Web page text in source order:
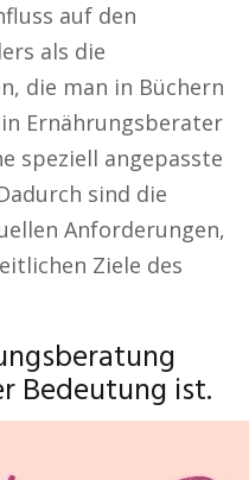
auf den
als die
die man in Büchern
Ernährungsberater
speziell angepasste
sind die
Anforderungen,
Ziele des
Bedeutung ist.